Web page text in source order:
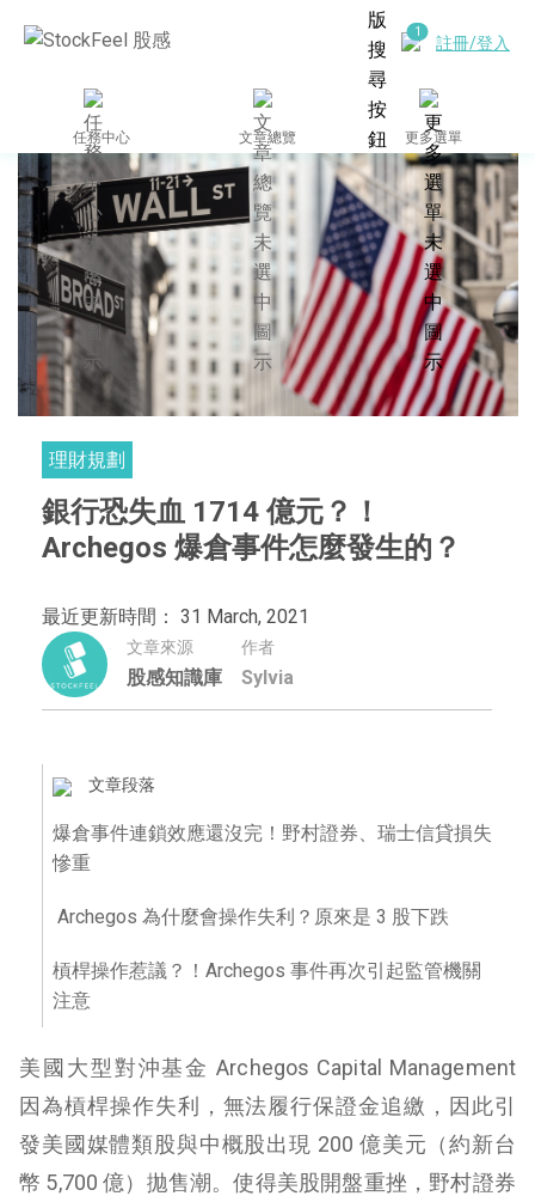
註冊/登入
任務中心 文章總覽 更多選單
理財規劃
銀行恐失血 1714 億元？！
Archegos 爆倉事件怎麼發生的？
最近更新時間： 31 March, 2021
文章來源
股感知識庫
作者
Sylvia
文章段落
爆倉事件連鎖效應還沒完！野村證券、瑞士信貸損失
慘重
Archegos 為什麼會操作失利？原來是 3 股下跌
槓桿操作惹議？！Archegos 事件再次引起監管機關
注意
美國大型對沖基金 Archegos Capital Management
因為槓桿操作失利，無法履行保證金追繳，因此引
發美國媒體類股與中概股出現 200 億美元（約新台
幣 5,700 億）拋售潮。使得美股開盤重挫，野村證券